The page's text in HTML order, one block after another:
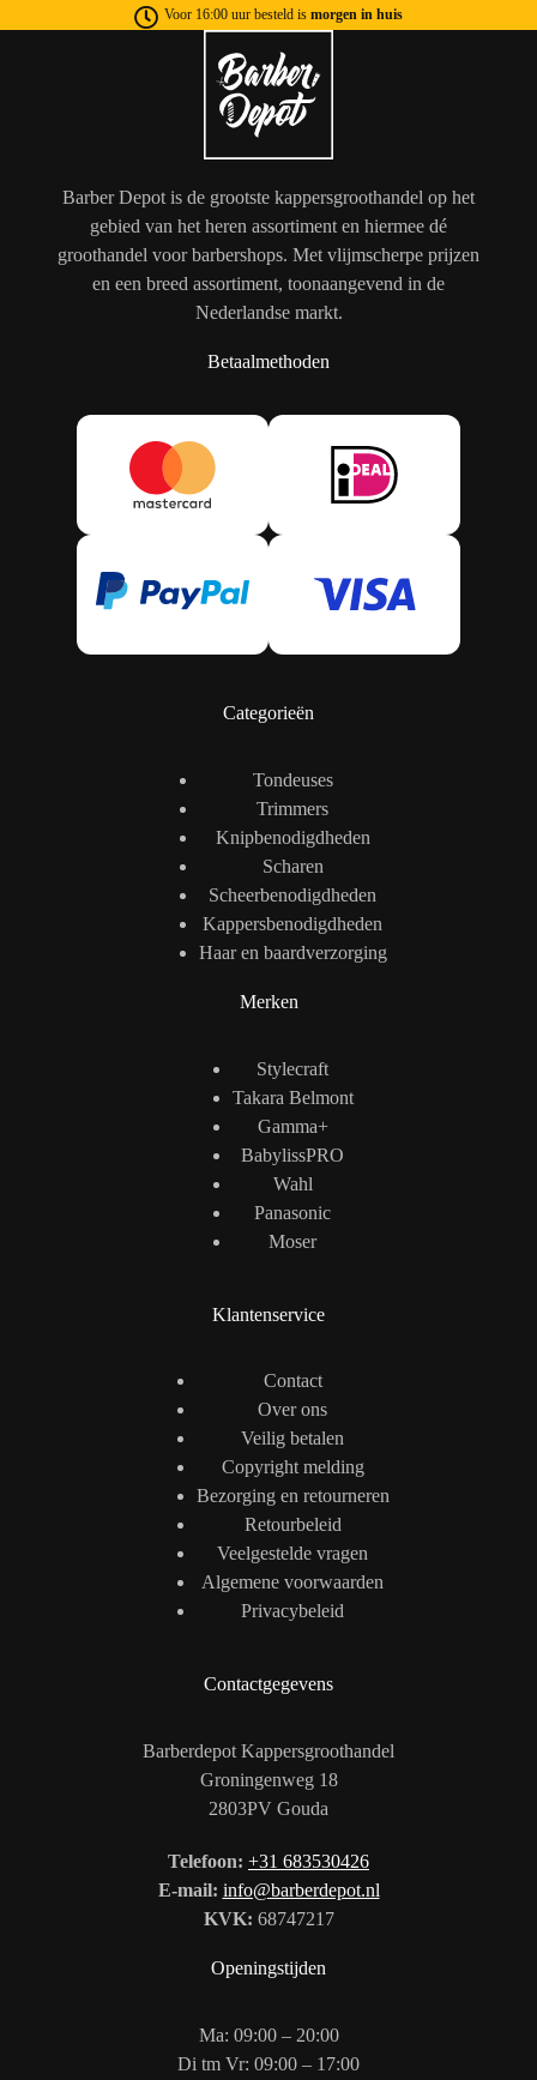
Voor 16:00 uur besteld is morgen in huis
Barber Depot is de grootste kappersgroothandel op het
gebied van het heren assortiment en hiermee dé
groothandel voor barbershops. Met vlijmscherpe prijzen
en een breed assortiment, toonaangevend in de
Nederlandse markt.
Betaalmethoden
Categorieën
Tondeuses
Trimmers
Knipbenodigdheden
Scharen
Scheerbenodigdheden
Kappersbenodigdheden
Haar en baardverzorging
Merken
Stylecraft
Takara Belmont
Gamma+
BabylissPRO
Wahl
Panasonic
Moser
Klantenservice
Contact
Over ons
Veilig betalen
Copyright melding
Bezorging en retourneren
Retourbeleid
Veelgestelde vragen
Algemene voorwaarden
Privacybeleid
Contactgegevens
Barberdepot Kappersgroothandel
Groningenweg 18
2803PV Gouda
Telefoon: +31 683530426
E-mail: info@barberdepot.nl
KVK: 68747217
Openingstijden
Ma: 09:00 – 20:00
Di tm Vr: 09:00 – 17:00